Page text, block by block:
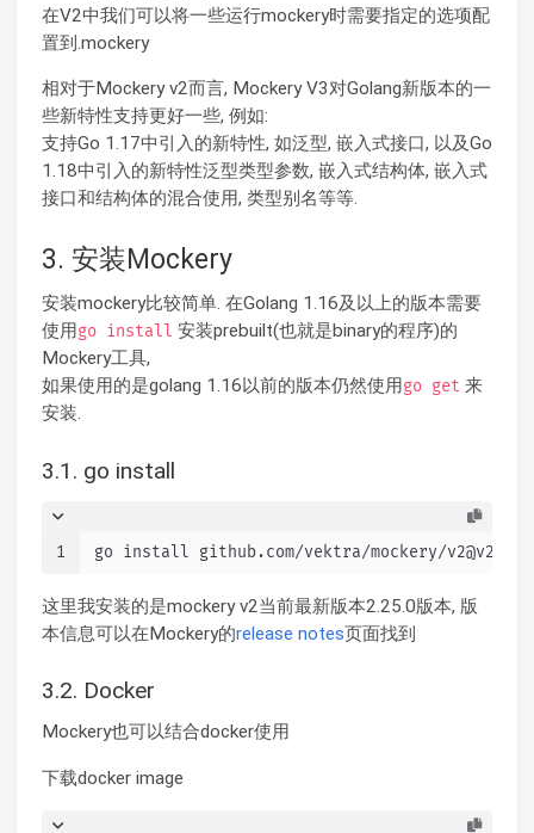
在V2中我们可以将一些运行mockery时需要指定的选项配
置到.mockery
相对于Mockery v2而言, Mockery V3对Golang新版本的一
些新特性支持更好一些, 例如:
支持Go 1.17中引入的新特性, 如泛型, 嵌入式接口, 以及Go
1.18中引入的新特性泛型类型参数, 嵌入式结构体, 嵌入式
接口和结构体的混合使用, 类型别名等等.
3. 安装Mockery
安装mockery比较简单. 在Golang 1.16及以上的版本需要
使用go install 安装prebuilt(也就是binary的程序)的
Mockery工具,
如果使用的是golang 1.16以前的版本仍然使用go get 来
安装.
3.1. go install
1 go install github.com/vektra/mockery/
这里我安装的是mockery v2当前最新版本2.25.0版本, 版
本信息可以在Mockery的release notes页面找到
3.2. Docker
Mockery也可以结合docker使用
下载docker image